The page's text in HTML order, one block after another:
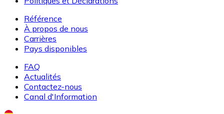
Référence
À propos de nous
Carrières
Pays disponibles
FAQ
Actualités
Contactez-nous
Canal d'Information